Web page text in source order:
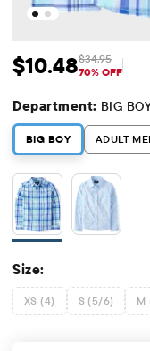
Precio de venta:
$10.48 Precio
$34.95
70% OFF
Department: BIG
BIG BOY ADULT
Size:
XS (4) S (5/6) M